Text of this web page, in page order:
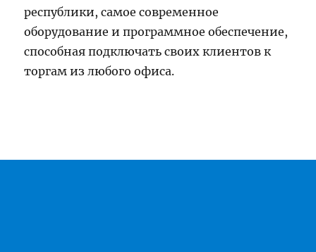
республики, самое современное
оборудование и программное обеспечение,
способная подключать своих клиентов к
торгам из любого офиса.